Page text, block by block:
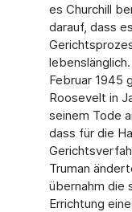
es Churchill
darauf, dass
Februar 1945
Roosevelt in
seinem Tode
dass für die
Truman
übernahm die
Errichtung